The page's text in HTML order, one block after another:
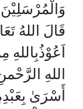
قَالَ اللهُ
اللهِ
أَسْرَىٰ